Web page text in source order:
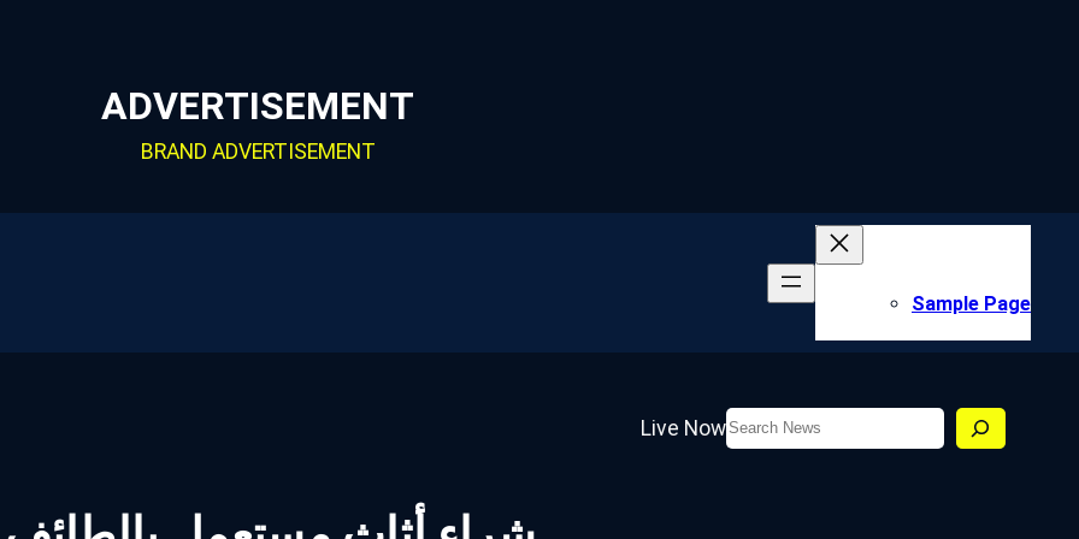
ADVERTISEMENT
BRAND ADVERTISEMENT
Sample Page
Live NowSearch